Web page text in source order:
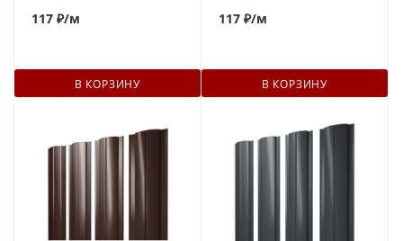
117 ₽/м
В КОРЗИНУ
117 ₽/м
В КОРЗИНУ